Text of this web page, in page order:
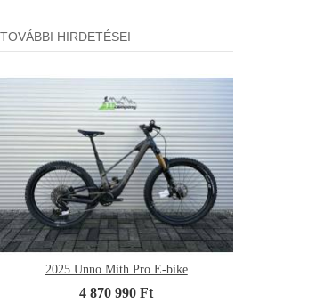
TOVÁBBI HIRDETÉSEI
2025 Unno Mith Pro E-bike
4 870 990 Ft